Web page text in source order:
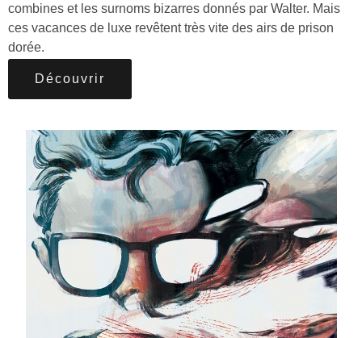
combines et les surnoms bizarres donnés par Walter. Mais
ces vacances de luxe revêtent très vite des airs de prison
dorée.
Découvrir